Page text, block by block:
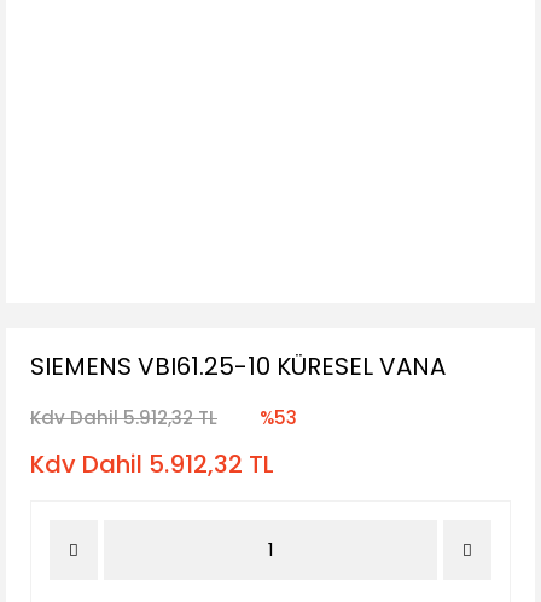
SIEMENS VBI61.25-10 KÜRESEL VANA
Kdv Dahil 5.912,32 TL %53
Kdv Dahil 5.912,32 TL